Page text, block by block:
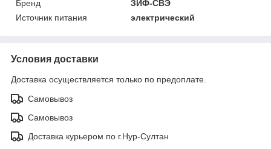
Бренд
ЗИФ-СВЭ
Источник питания
электрический
Условия доставки
Доставка осуществляется только по предоплате.
Самовывоз
Самовывоз
Доставка курьером по г.Нур-Султан